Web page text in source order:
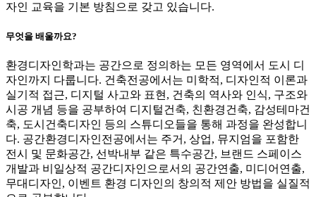
자인 교육을 기본 방침으로 갖고 있습니다.
무엇을 배울까요?
환경디자인학과는 공간으로 정의하는 모든 영역에서 도시 디
자인까지 다룹니다. 건축전공에서는 미학적, 디자인적 이론과
실기적 접근, 디지털 사고와 표현, 건축의 역사와 인식, 구조와
시공 개념 등을 공부하여 디지털건축, 친환경건축, 감성테마건
축, 도시건축디자인 등의 스튜디오들을 통해 과정을 완성합니
다. 공간환경디자인전공에서는 주거, 상업, 뮤지엄을 포함한
전시 및 문화공간, 선박내부 같은 특수공간, 브랜드 스페이스
개발과 비일상적 공간디자인으로서의 공간연출, 미디어연출,
무대디자인, 이벤트 환경 디자인의 창의적 제안 방법을 실질적